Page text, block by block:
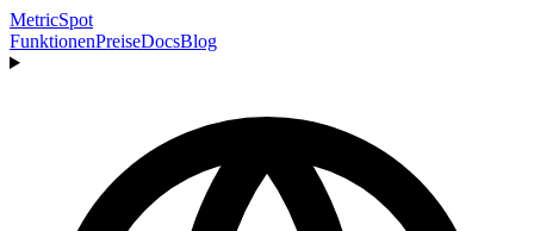
MetricSpot
FunktionenPreiseDocsBlog